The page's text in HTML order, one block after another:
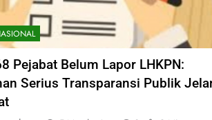
Pejabat Belum Lapor LHKPN:
Serius Transparansi Publik